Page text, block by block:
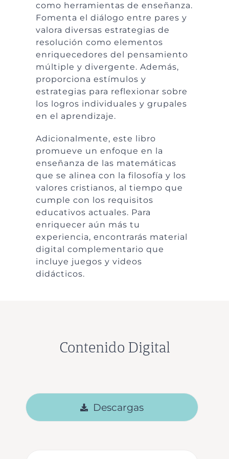
como herramientas de enseñanza.
Fomenta el diálogo entre pares y
valora diversas estrategias de
resolución como elementos
enriquecedores del pensamiento
múltiple y divergente. Además,
proporciona estímulos y
estrategias para reflexionar sobre
los logros individuales y grupales
en el aprendizaje.
Adicionalmente, este libro
promueve un enfoque en la
enseñanza de las matemáticas
que se alinea con la filosofía y los
valores cristianos, al tiempo que
cumple con los requisitos
educativos actuales. Para
enriquecer aún más tu
experiencia, encontrarás material
digital complementario que
incluye juegos y videos
didácticos.
Contenido Digital
Descargas